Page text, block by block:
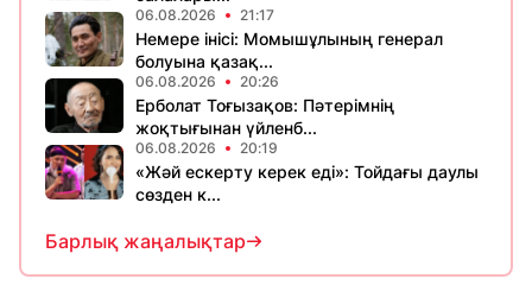
06.08.2026 21:17
Немере інісі: Момышұлының генерал
болуына қазақ...
06.08.2026 20:26
Ерболат Тоғызақов: Пәтерімнің
жоқтығынан үйленб...
06.08.2026 20:19
«Жәй ескерту керек еді»: Тойдағы даулы
сөзден к...
Барлық жаңалықтар